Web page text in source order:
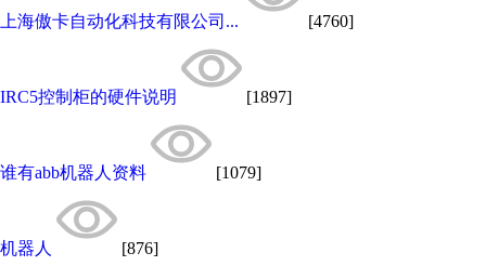
上海傲卡自动化科技有限公司... [4760]
IRC5控制柜的硬件说明 [1897]
谁有abb机器人资料 [1079]
机器人 [876]